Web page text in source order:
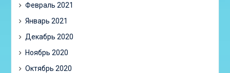
Февраль 2021
Январь 2021
Декабрь 2020
Ноябрь 2020
Октябрь 2020